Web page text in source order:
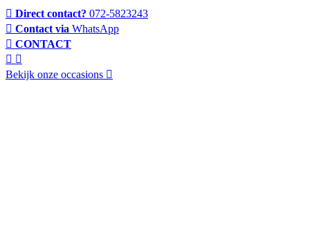
Direct contact? 072-5823243
Contact via WhatsApp
CONTACT
Bekijk onze occasions